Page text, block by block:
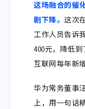
这场融合的催
剧下降。 这次
工作人员告诉
400元，降低
互联网每年新
华为常务董事
上，用一句话